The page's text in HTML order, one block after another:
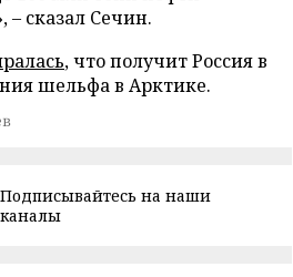
– сказал Сечин.
, что получит Россия в
шельфа в Арктике.
Подписывайтесь на наши
каналы